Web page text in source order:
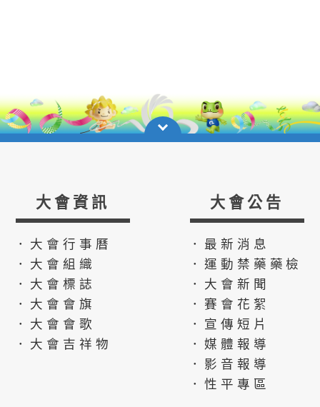
大會資訊
．大會行事曆
．大會組織
．大會標誌
．大會會旗
．大會會歌
．大會吉祥物
大會公告
．最新消息
．運動禁藥藥檢
．大會新聞
．賽會花絮
．宣傳短片
．媒體報導
．影音報導
．性平專區